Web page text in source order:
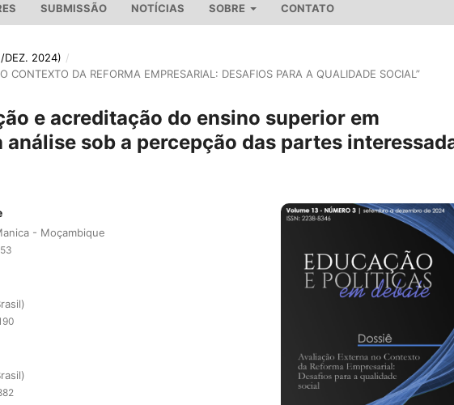
SUBMISSÃO NOTÍCIAS SOBRE CONTATO
DEZ. 2024) /
CONTEXTO DA REFORMA EMPRESARIAL: DESAFIOS PARA A QUALIDADE SOCIAL”
e acreditação do ensino superior em
análise sob a percepção das partes
- Moçambique